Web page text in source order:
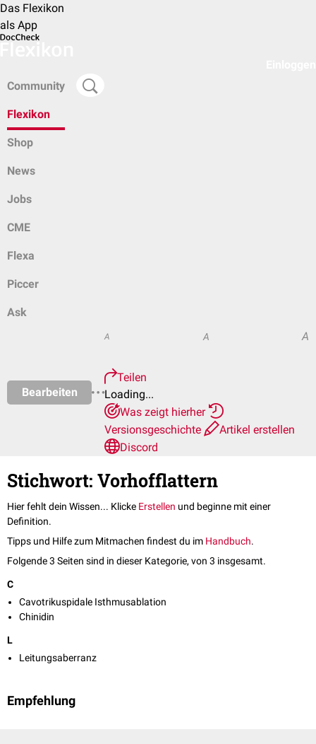
Das Flexikon
als App
Community
Flexikon
Shop
News
Jobs
CME
Flexa
Piccer
Ask
Bearbeiten
A A A
Teilen
Loading...
Was zeigt hierher
Versionsgeschichte
Artikel erstellen
Discord
Stichwort: Vorhofflattern
Hier fehlt dein Wissen... Klicke Erstellen und beginne mit einer
Definition.
Tipps und Hilfe zum Mitmachen findest du im Handbuch.
Folgende 3 Seiten sind in dieser Kategorie, von 3 insgesamt.
C
Cavotrikuspidale Isthmusablation
Chinidin
L
Leitungsaberranz
Empfehlung